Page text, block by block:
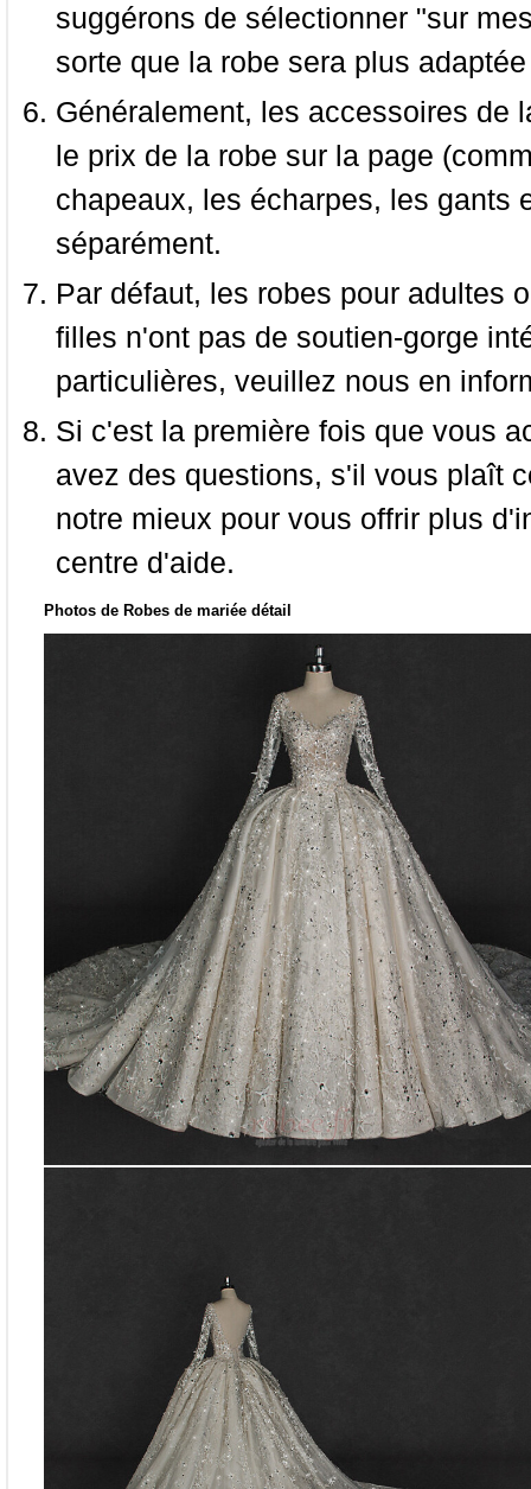
suggérons de sélectionner "sur
sorte que la robe sera plus
Généralement, les accessoires de
le prix de la robe sur la page
chapeaux, les écharpes, les gants
séparément.
Par défaut, les robes pour adultes
filles n'ont pas de soutien-gorge
particulières, veuillez nous en
Si c'est la première fois que vous
avez des questions, s'il vous plaît
notre mieux pour vous offrir plus
centre d'aide.
Photos de Robes de mariée détail